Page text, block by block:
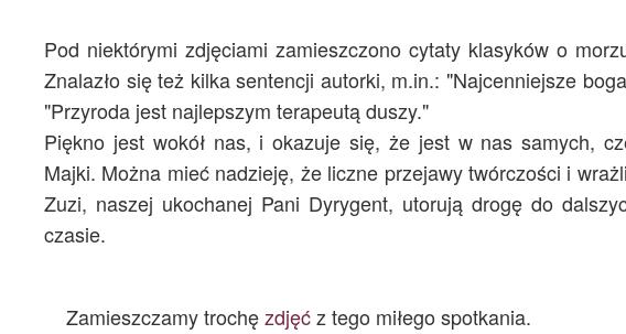
Pod niektórymi zdjęciami zamieszczono cytaty klasyków o
Znalazło się też kilka sentencji autorki, m.in.: "Najcenniejsze
"Przyroda jest najlepszym terapeutą duszy."
Piękno jest wokół nas, i okazuje się, że jest w nas samych,
Majki. Można mieć nadzieję, że liczne przejawy twórczości i
Zuzi, naszej ukochanej Pani Dyrygent, utorują drogę do
czasie.
Zamieszczamy trochęzdjęćz tego miłego spotkania.